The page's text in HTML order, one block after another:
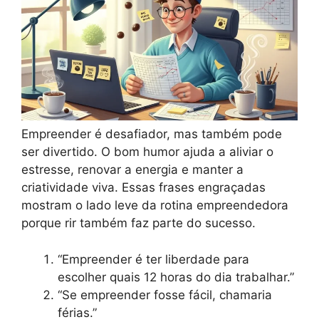
Empreender é desafiador, mas também pode
ser divertido. O bom humor ajuda a aliviar o
estresse, renovar a energia e manter a
criatividade viva. Essas frases engraçadas
mostram o lado leve da rotina empreendedora
porque rir também faz parte do sucesso.
“Empreender é ter liberdade para
escolher quais 12 horas do dia trabalhar.”
“Se empreender fosse fácil, chamaria
férias.”